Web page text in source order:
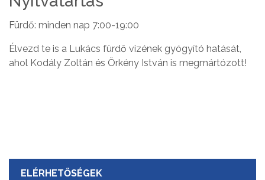
Fürdő: minden nap 7:00-19:00
Élvezd te is a Lukács fürdő vizének gyógyító hatását,
ahol Kodály Zoltán és Örkény István is megmártózott!
ELÉRHETŐSÉGEK